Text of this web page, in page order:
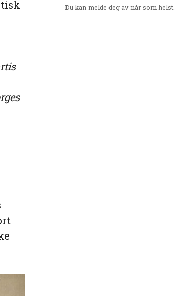
Du kan melde deg av når som helst.